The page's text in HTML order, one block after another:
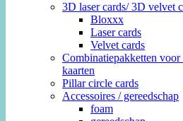
3D laser cards/ 3D velvet
Bloxxx
Laser cards
Velvet cards
Combinatiepakketten voor
kaarten
Pillar circle cards
Accessoires / gereedschap
foam